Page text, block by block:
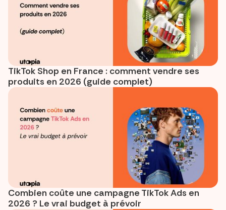
TikTok Shop en France : comment vendre ses
produits en 2026 (guide complet)
Combien coûte une campagne TikTok Ads en
2026 ? Le vrai budget à prévoir